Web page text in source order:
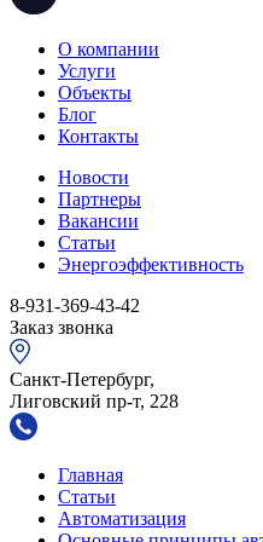
О компании
Услуги
Объекты
Блог
Контакты
Новости
Партнеры
Вакансии
Статьи
Энергоэффективность
8-931-369-43-42
Заказ звонка
Санкт-Петербург,
Лиговский пр-т, 228
Главная
Статьи
Автоматизация